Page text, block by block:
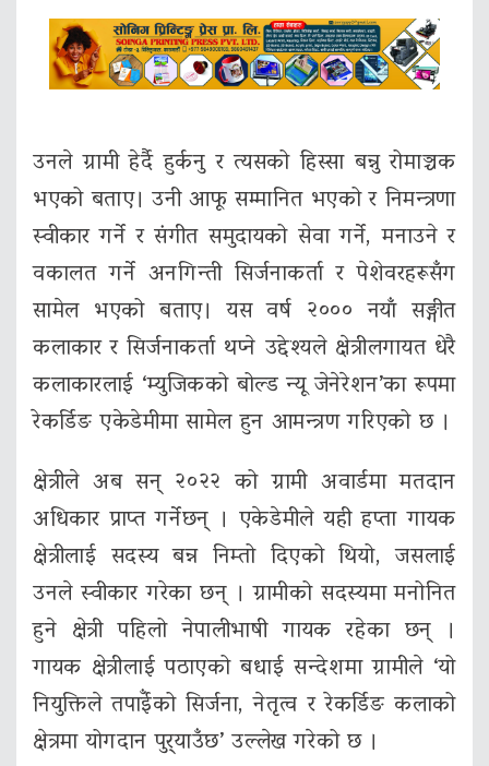
उनले ग्रामी हेर्दै हुर्कनु र त्यसको हिस्सा बन्नु रोमाञ्चक
भएको बताए। उनी आफू सम्मानित भएको र निमन्त्रणा
स्वीकार गर्ने र संगीत समुदायको सेवा गर्ने, मनाउने र
वकालत गर्ने अनगिन्ती सिर्जनाकर्ता र पेशेवरहरूसँग
सामेल भएको बताए। यस वर्ष २००० नयाँ सङ्गीत
कलाकार र सिर्जनाकर्ता थप्ने उद्देश्यले क्षेत्रीलगायत धेरै
कलाकारलाई ‘म्युजिकको बोल्ड न्यू जेनेरेशन’का रूपमा
रेकर्डिङ एकेडेमीमा सामेल हुन आमन्त्रण गरिएको छ ।
क्षेत्रीले अब सन् २०२२ को ग्रामी अवार्डमा मतदान
अधिकार प्राप्त गर्नेछन् । एकेडेमीले यही हप्ता गायक
क्षेत्रीलाई सदस्य बन्न निम्तो दिएको थियो, जसलाई
उनले स्वीकार गरेका छन् । ग्रामीको सदस्यमा मनोनित
हुने क्षेत्री पहिलो नेपालीभाषी गायक रहेका छन् ।
गायक क्षेत्रीलाई पठाएको बधाई सन्देशमा ग्रामीले ‘यो
नियुक्तिले तपाईँको सिर्जना, नेतृत्व र रेकर्डिङ कलाको
क्षेत्रमा योगदान पुर्याउँछ’ उल्लेख गरेको छ ।